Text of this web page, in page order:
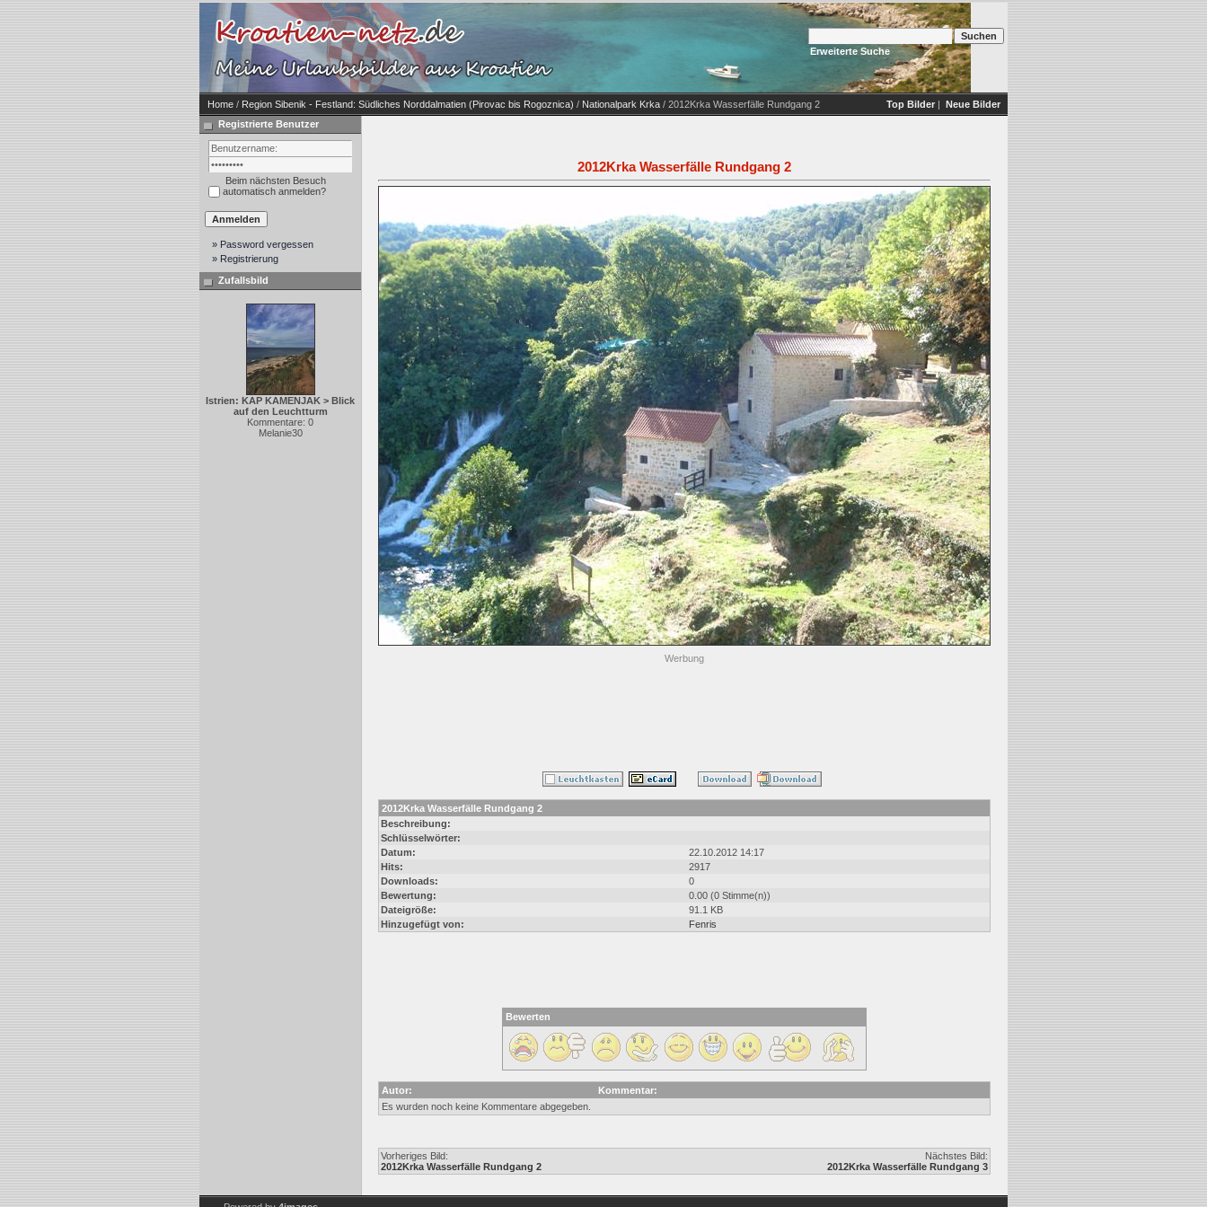
Erweiterte Suche
Home / Region Sibenik - Festland: Südliches Norddalmatien (Pirovac bis Rogoznica) / Nationalpark Krka / 2012Krka Wasserfälle Rundgang 2 Top Bilder | Neue Bilder
Registrierte Benutzer
Beim nächsten Besuch
automatisch anmelden?
» Password vergessen
» Registrierung
Zufallsbild
Istrien: KAP KAMENJAK > Blick
auf den Leuchtturm
Kommentare: 0
Melanie30
2012Krka Wasserfälle Rundgang 2
Werbung
2012Krka Wasserfälle Rundgang 2
Beschreibung:
Schlüsselwörter:
Datum:
22.10.2012 14:17
Hits:
2917
Downloads:
0
Bewertung:
0.00 (0 Stimme(n))
Dateigröße:
91.1 KB
Hinzugefügt von:
Fenris
Bewerten
Autor:
Kommentar:
Es wurden noch keine Kommentare abgegeben.
Vorheriges Bild:
2012Krka Wasserfälle Rundgang 2
Nächstes Bild:
2012Krka Wasserfälle Rundgang 3